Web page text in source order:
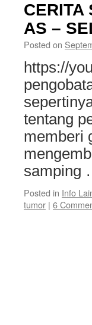
CERITA
AS –
Posted on
https://
tentang
memberi
samping
Posted in Info
tumor | 6